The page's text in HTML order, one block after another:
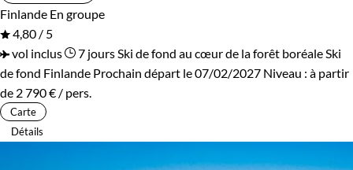
Finlande En groupe
4,80 / 5
vol inclus
7 joursSki de fond au cœur de la forêt boréaleSki
de fond Finlande Prochain départ le 07/02/2027 Niveau : à partir
de 2 790 € / pers.
Carte
Détails